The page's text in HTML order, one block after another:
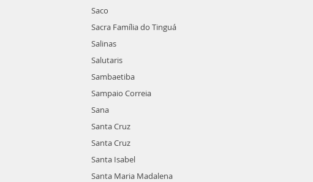
Saco
Sacra Família do Tinguá
Salinas
Salutaris
Sambaetiba
Sampaio Correia
Sana
Santa Cruz
Santa Cruz
Santa Isabel
Santa Maria Madalena